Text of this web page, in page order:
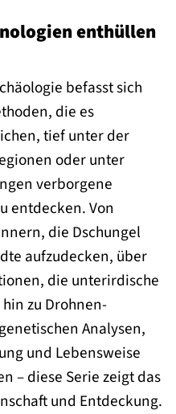
enthüllen
befasst sich
die es
tief unter der
oder unter
verborgene
entdecken. Von
die Dschungel
aufzudecken, über
die unterirdische
zu Drohnen-
Analysen,
und Lebensweise
– diese Serie zeigt das
und Entdeckung.